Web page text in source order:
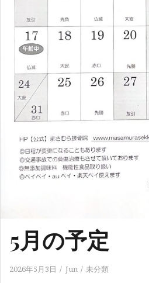
5月の予定
2026年5月3日 Jun 未分類